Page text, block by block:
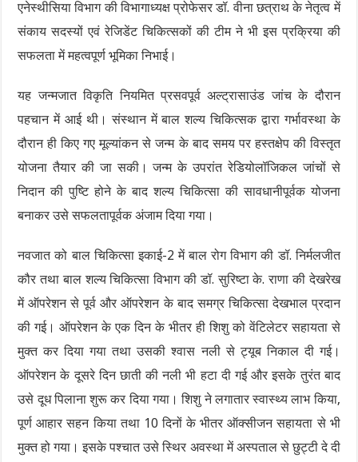
एनेस्थीसिया विभाग की विभागाध्यक्ष प्रोफेसर डॉ. वीना छत्राथ के नेतृत्व में
संकाय सदस्यों एवं रेजिडेंट चिकित्सकों की टीम ने भी इस प्रक्रिया की
सफलता में महत्वपूर्ण भूमिका निभाई।
यह जन्मजात विकृति नियमित प्रसवपूर्व अल्ट्रासाउंड जांच के दौरान
पहचान में आई थी। संस्थान में बाल शल्य चिकित्सक द्वारा गर्भावस्था के
दौरान ही किए गए मूल्यांकन से जन्म के बाद समय पर हस्तक्षेप की विस्तृत
योजना तैयार की जा सकी। जन्म के उपरांत रेडियोलॉजिकल जांचों से
निदान की पुष्टि होने के बाद शल्य चिकित्सा की सावधानीपूर्वक योजना
बनाकर उसे सफलतापूर्वक अंजाम दिया गया।
नवजात को बाल चिकित्सा इकाई-2 में बाल रोग विभाग की डॉ. निर्मलजीत
कौर तथा बाल शल्य चिकित्सा विभाग की डॉ. सुरिष्टा के. राणा की देखरेख
में ऑपरेशन से पूर्व और ऑपरेशन के बाद समग्र चिकित्सा देखभाल प्रदान
की गई। ऑपरेशन के एक दिन के भीतर ही शिशु को वेंटिलेटर सहायता से
मुक्त कर दिया गया तथा उसकी श्वास नली से ट्यूब निकाल दी गई।
ऑपरेशन के दूसरे दिन छाती की नली भी हटा दी गई और इसके तुरंत बाद
उसे दूध पिलाना शुरू कर दिया गया। शिशु ने लगातार स्वास्थ्य लाभ किया,
पूर्ण आहार सहन किया तथा 10 दिनों के भीतर ऑक्सीजन सहायता से भी
मुक्त हो गया। इसके पश्चात उसे स्थिर अवस्था में अस्पताल से छुट्टी दे दी